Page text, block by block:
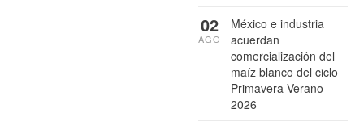
México e industria
acuerdan
comercialización del
maíz blanco del ciclo
Primavera-Verano
2026
02
AGO